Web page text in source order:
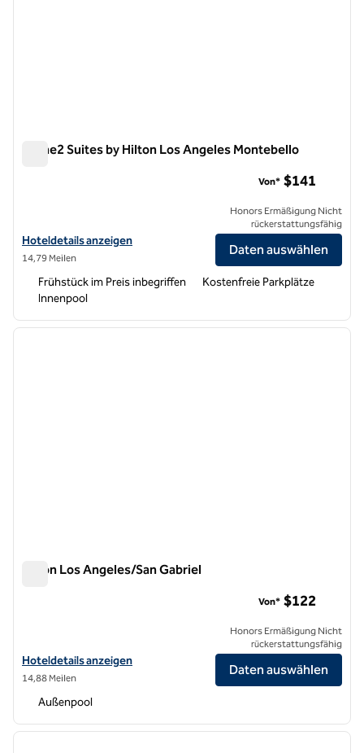
Home2 Suites by Hilton Los Angeles Montebello
Hoteldetails für Home2 Suites by Hilton Los Angeles Montebello
Hoteldetails anzeigen
14,79 Meilen
Von* $141
Honors Ermäßigung Nicht
rückerstattungsfähig
Daten auswählen
Frühstück im Preis inbegriffen
Kostenfreie Parkplätze
Innenpool
1 von 13
Hilton Los Angeles/San Gabriel
Hoteldetails für das Hilton Los Angeles/San Gabriel anzeigen
Hoteldetails anzeigen
14,88 Meilen
Von* $122
Honors Ermäßigung Nicht
rückerstattungsfähig
Daten auswählen
Außenpool
1 von 13